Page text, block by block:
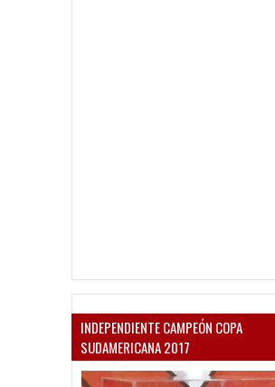
INDEPENDIENTE CAMPEÓN COPA
SUDAMERICANA 2017